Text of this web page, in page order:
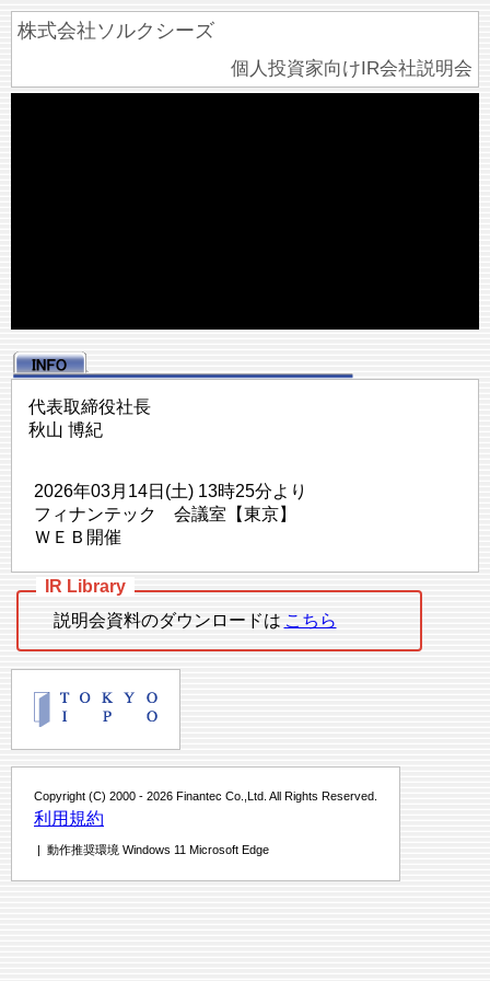
株式会社ソルクシーズ
個人投資家向けIR会社説明会
代表取締役社長
秋山 博紀
2026年03月14日(土) 13時25分より
フィナンテック 会議室【東京】
ＷＥＢ開催
説明会資料のダウンロードは こちら
Copyright (C) 2000 - 2026 Finantec Co.,Ltd. All Rights Reserved.
利用規約
| 動作推奨環境 Windows 11 Microsoft Edge